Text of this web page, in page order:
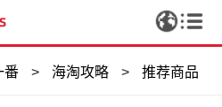
番 > 海淘攻略 > 推荐商品